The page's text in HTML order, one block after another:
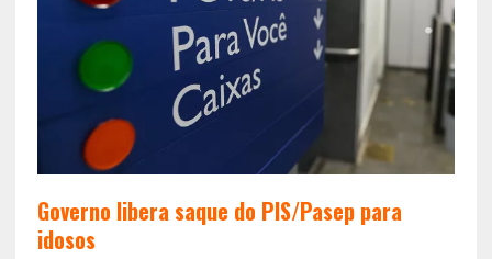
Governo libera saque do PIS/Pasep para
idosos